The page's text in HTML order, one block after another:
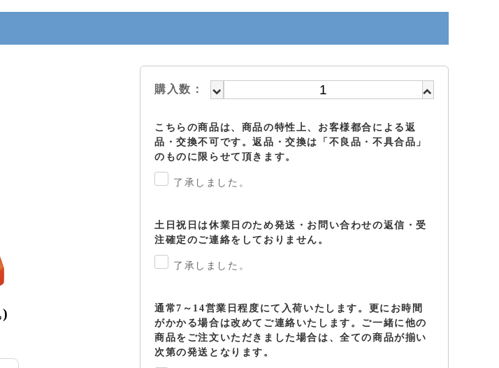
購入数：
こちらの商品は、商品の特性上、お客様都合による返
品・交換不可です。返品・交換は「不良品・不具合品」
のものに限らせて頂きます。
了承しました。
土日祝日は休業日のため発送・お問い合わせの返信・受
注確定のご連絡をしておりません。
了承しました。
通常7～14営業日程度にて入荷いたします。更にお時間
がかかる場合は改めてご連絡いたします。ご一緒に他の
商品をご注文いただきました場合は、全ての商品が揃い
次第の発送となります。